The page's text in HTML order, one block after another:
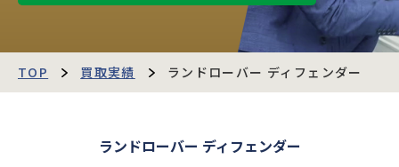
運営会社
最強買取マガジン
TOP 買取実績 ランドローバー ディフェンダー
ランドローバー ディフェンダー